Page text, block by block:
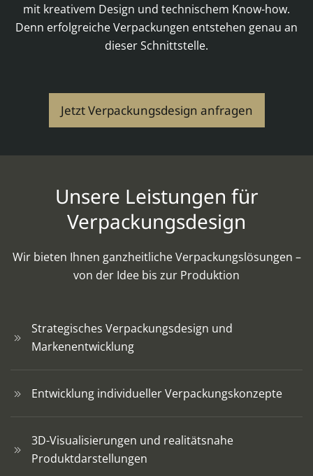
mit kreativem Design und technischem Know-how.
Denn erfolgreiche Verpackungen entstehen genau an
dieser Schnittstelle.
Jetzt Verpackungsdesign anfragen
Unsere Leistungen für
Verpackungsdesign
Wir bieten Ihnen ganzheitliche Verpackungslösungen –
von der Idee bis zur Produktion
Strategisches Verpackungsdesign und
Markenentwicklung
Entwicklung individueller Verpackungskonzepte
3D-Visualisierungen und realitätsnahe
Produktdarstellungen